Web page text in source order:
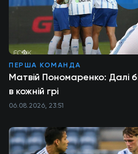
ПЕРША КОМАНДА
Матвій Пономаренко: Далі
в кожній грі
06.08.2026, 23:51